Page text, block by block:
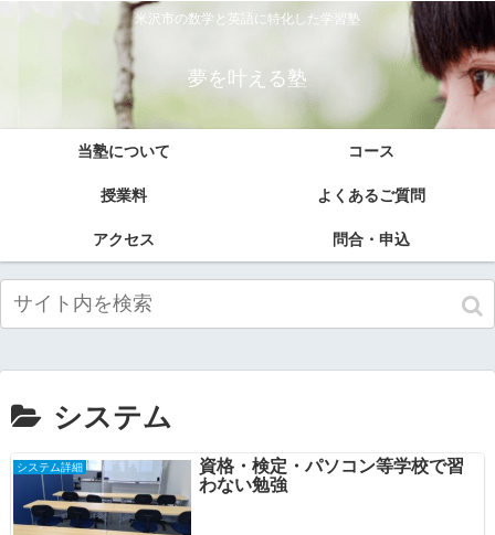
米沢市の数学と英語に特化した学習塾
夢を叶える塾
当塾について コース
授業料 よくあるご質問
アクセス 問合・申込
システム
システム詳細
資格・検定・パソコン等学校で習
わない勉強